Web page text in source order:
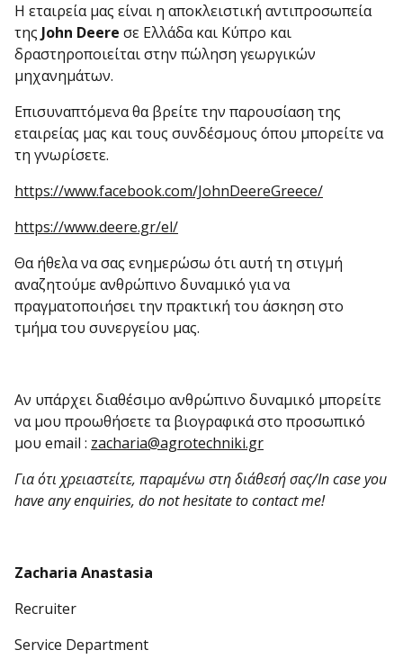
Η εταιρεία μας είναι η αποκλειστική αντιπροσωπεία
της John Deere σε Ελλάδα και Κύπρο και
δραστηροποιείται στην πώληση γεωργικών
μηχανημάτων.
Επισυναπτόμενα θα βρείτε την παρουσίαση της
εταιρείας μας και τους συνδέσμους όπου μπορείτε να
τη γνωρίσετε.
https://www.facebook.com/JohnDeereGreece/
https://www.deere.gr/el/
Θα ήθελα να σας ενημερώσω ότι αυτή τη στιγμή
αναζητούμε ανθρώπινο δυναμικό για να
πραγματοποιήσει την πρακτική του άσκηση στο
τμήμα του συνεργείου μας.
Αν υπάρχει διαθέσιμο ανθρώπινο δυναμικό μπορείτε
να μου προωθήσετε τα βιογραφικά στο προσωπικό
μου email : zacharia@agrotechniki.gr
Για ότι χρειαστείτε, παραμένω στη διάθεσή σας/In case you
have any enquiries, do not hesitate to contact me!
Zacharia Anastasia
Recruiter
Service Department